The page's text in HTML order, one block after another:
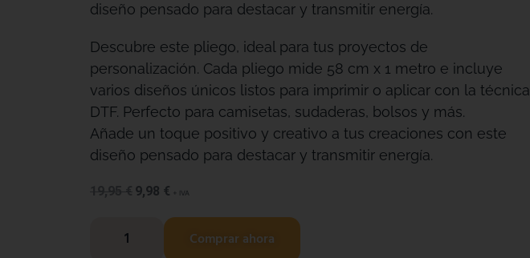
diseño pensado para destacar y transmitir energía.
Descubre este pliego, ideal para tus proyectos de
personalización. Cada pliego mide 58 cm x 1 metro e incluye
varios diseños únicos listos para imprimir o aplicar con la técnica
DTF. Perfecto para camisetas, sudaderas, bolsos y más.
Añade un toque positivo y creativo a tus creaciones con este
diseño pensado para destacar y transmitir energía.
9,98 € + IVA
Comprar ahora